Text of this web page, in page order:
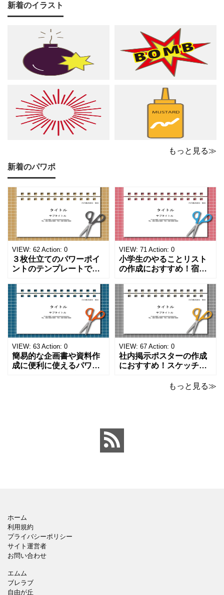
フが紙面いっぱいに踊
る、グリーン調の軽やか
アノやリトミック、コー
ラスなどの各種レッスン
はもちろん、野外ライ
れた、あたたかくシック
な雰囲気でピアノやリト
ミック、管弦楽器など
新着のイラスト
もっと見る≫
新着のパワポ
VIEW: 62 Action: 0
３枚仕立てのパワーポイ
ントのテンプレートで
ペンのワンポイントイラ
ストが描かれています。
ご案内やお知らせなど簡
単な資料を時短で作成で
きる便利なフォーマット
になります。 文房具好き
の方、掲示ポスターを作
成をされたい方におす
VIEW: 71 Action: 0
小学生のやることリスト
の作成におすすめ！宿題
事をまとめたい時のフォ
ーマットにおすすめしま
す。 ノートタイプのフォ
ーマットで文字入れをし
やすく、壁に貼ってもか
わいいデザインです。お
子さんが見てもテンショ
ンが上がるテンプレ
VIEW: 63 Action: 0
簡易的な企画書や資料作
成に便利に使えるパワー
VIEW: 67 Action: 0
社内掲示ポスターの作成
におすすめ！スケッチブ
なパワーポイントのテン
トにおすすめします。 ダ
ウンロードしてテキス
もっと見る≫
ホーム
利用規約
プライバシーポリシー
サイト運営者
お問い合わせ
エムム
ブレラブ
自由が丘